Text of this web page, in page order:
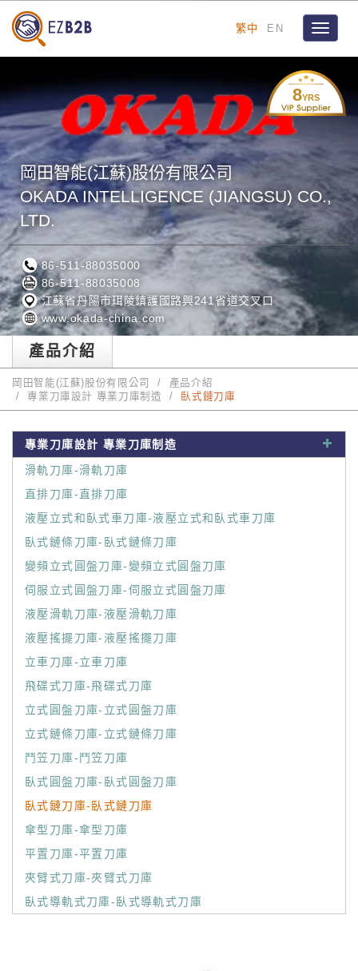
繁中 EN
Toggle
8YRS
岡田智能(江蘇)股份有限公司
OKADA INTELLIGENCE (JIANGSU) CO.,
LTD.
86-511-88035000
86-511-88035008
江蘇省丹陽市珥陵鎮護國路興241省道交叉口
www.okada-china.com
產品介紹
岡田智能(江蘇)股份有限公司
產品介紹
專業刀庫設計 專業刀庫制造
臥式鏈刀庫
專業刀庫設計 專業刀庫制造
滑軌刀庫-滑軌刀庫
直排刀庫-直排刀庫
液壓立式和臥式車刀庫-液壓立式和臥式車刀庫
臥式鏈條刀庫-臥式鏈條刀庫
變頻立式圓盤刀庫-變頻立式圓盤刀庫
伺服立式圓盤刀庫-伺服立式圓盤刀庫
液壓滑軌刀庫-液壓滑軌刀庫
液壓搖擺刀庫-液壓搖擺刀庫
立車刀庫-立車刀庫
飛碟式刀庫-飛碟式刀庫
立式圓盤刀庫-立式圓盤刀庫
立式鏈條刀庫-立式鏈條刀庫
鬥笠刀庫-鬥笠刀庫
臥式圓盤刀庫-臥式圓盤刀庫
臥式鏈刀庫-臥式鏈刀庫
傘型刀庫-傘型刀庫
平置刀庫-平置刀庫
夾臂式刀庫-夾臂式刀庫
臥式導軌式刀庫-臥式導軌式刀庫